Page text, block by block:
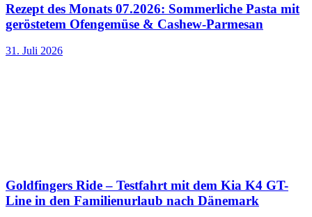
Rezept des Monats 07.2026: Sommerliche Pasta mit
geröstetem Ofengemüse & Cashew-Parmesan
31. Juli 2026
Goldfingers Ride – Testfahrt mit dem Kia K4 GT-
Line in den Familienurlaub nach Dänemark